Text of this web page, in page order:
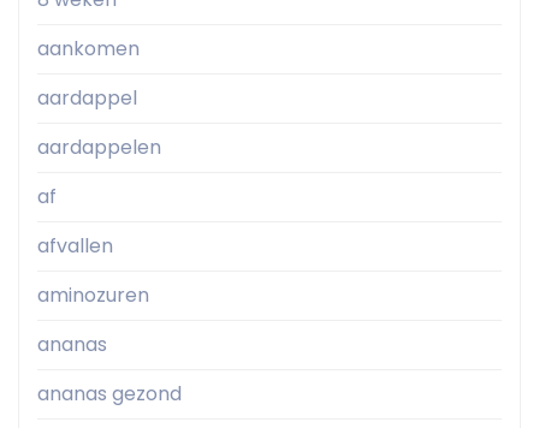
aankomen
aardappel
aardappelen
af
afvallen
aminozuren
ananas
ananas gezond